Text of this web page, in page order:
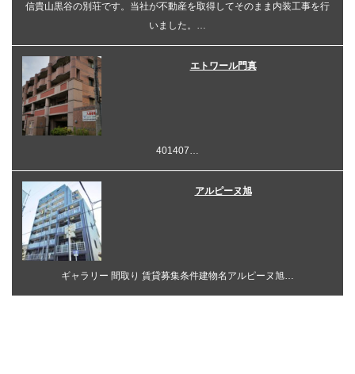
信貴山黒谷の別荘です。当社が不動産を取得してそのまま内装工事を行
いました。…
エトワール門真
401407…
アルピーヌ旭
ギャラリー 間取り 賃貸募集条件建物名アルピーヌ旭…